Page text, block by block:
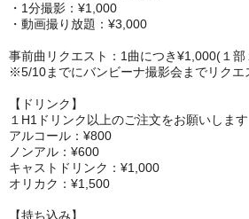
・1分撮影：¥1,000
・動画撮り放題：¥3,000
事前曲リクエスト：1曲につき¥1,000(１部
※5/10までにバンビーナ撮影会までリクエ
【ドリンク】
１H1ドリンク以上のご注文をお願いします
アルコール：¥800
ノンアル：¥600
キャストドリンク：¥1,000
オリカク： ¥1,500
【持ち込み】